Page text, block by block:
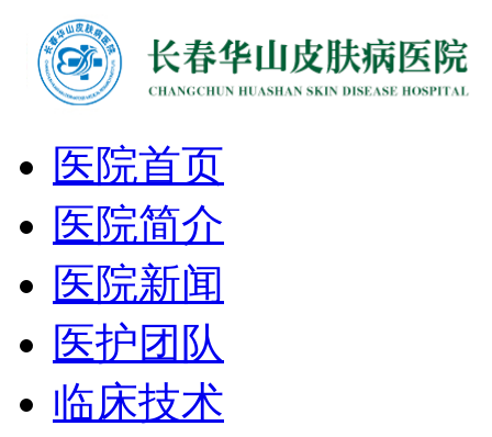
医院首页
医院简介
医院新闻
医护团队
临床技术